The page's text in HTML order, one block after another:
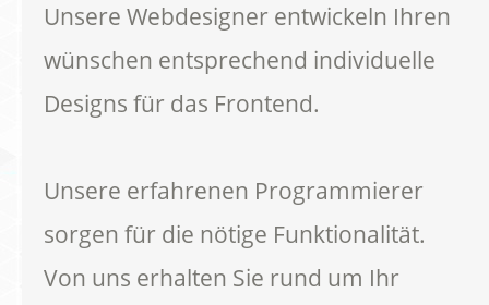
Unsere Webdesigner entwickeln Ihren
wünschen entsprechend individuelle
Designs für das Frontend.
Unsere erfahrenen Programmierer
sorgen für die nötige Funktionalität.
Von uns erhalten Sie rund um Ihr